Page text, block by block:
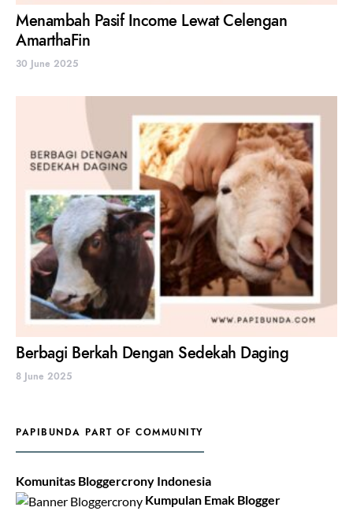
Menambah Pasif Income Lewat Celengan
AmarthaFin
30 June 2025
Berbagi Berkah Dengan Sedekah Daging
8 June 2025
PAPIBUNDA PART OF COMMUNITY
Komunitas Bloggercrony Indonesia
Kumpulan Emak Blogger